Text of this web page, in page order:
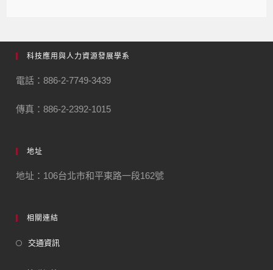
科技應用與人力資源發展學系
電話：886-2-7749-3439
傳真：886-2-2392-1015
地址
地址：106台北市和平東路一段162號
相關連結
交通資訊